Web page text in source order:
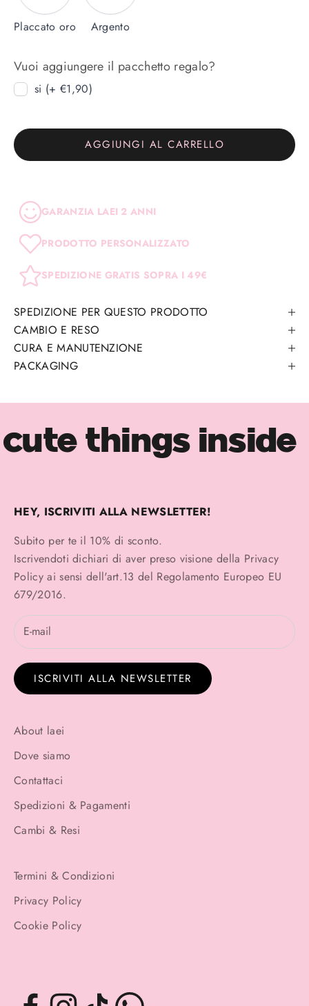
Placcato oro Argento
Vuoi aggiungere il pacchetto regalo?
si (+ €1,90)
AGGIUNGI AL CARRELLO
GARANZIA LAEI 2 ANNI
PRODOTTO PERSONALIZZATO
SPEDIZIONE GRATIS SOPRA I 49€
SPEDIZIONE PER QUESTO PRODOTTO
CAMBIO E RESO
CURA E MANUTENZIONE
PACKAGING
cute things inside
HEY, ISCRIVITI ALLA NEWSLETTER!
Subito per te il 10% di sconto.
Iscrivendoti dichiari di aver preso visione della Privacy
Policyai sensi dell'art.13 del Regolamento Europeo EU
679/2016.
ISCRIVITI ALLA NEWSLETTER
About laei
Dove siamo
Contattaci
Spedizioni & Pagamenti
Cambi & Resi
Termini & Condizioni
Privacy Policy
Cookie Policy